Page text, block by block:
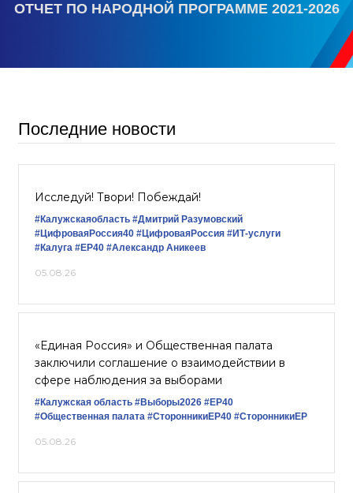
ОТЧЕТ ПО НАРОДНОЙ ПРОГРАММЕ 2021-2026
Последние новости
Исследуй! Твори! Побеждай!
#Калужскаяобласть #Дмитрий Разумовский
#ЦифроваяРоссия40 #ЦифроваяРоссия #ИТ-услуги
#Калуга #ЕР40 #Александр Аникеев
05.08.26
«Единая Россия» и Общественная палата
заключили соглашение о взаимодействии в
сфере наблюдения за выборами
#Калужская область #Выборы2026 #ЕР40
#Общественная палата #СторонникиЕР40 #СторонникиЕР
05.08.26